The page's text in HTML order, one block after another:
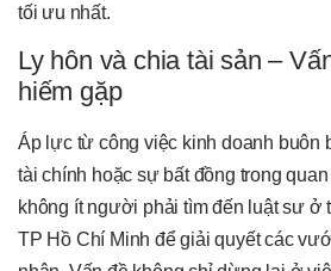
tối ưu nhất.
Ly hôn và chia tài sản –
hiếm gặp
Áp lực từ công việc kinh doanh buôn
tài chính hoặc sự bất đồng trong
không ít người phải tìm đến luật sư ở
TP Hồ Chí Minh để giải quyết các